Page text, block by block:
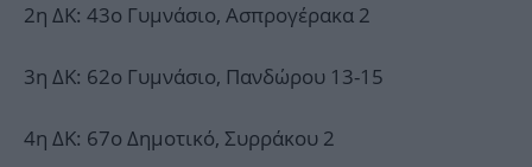
2η ΔΚ: 43ο Γυμνάσιο, Ασπρογέρακα 2
3η ΔΚ: 62ο Γυμνάσιο, Πανδώρου 13-15
4η ΔΚ: 67ο Δημοτικό, Συρράκου 2